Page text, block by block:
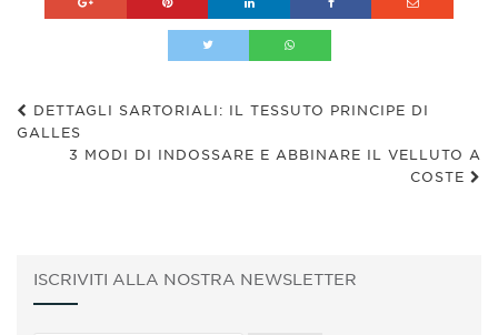
DETTAGLI SARTORIALI: IL TESSUTO PRINCIPE DI
GALLES
3 MODI DI INDOSSARE E ABBINARE IL VELLUTO A
COSTE
ISCRIVITI ALLA NOSTRA NEWSLETTER